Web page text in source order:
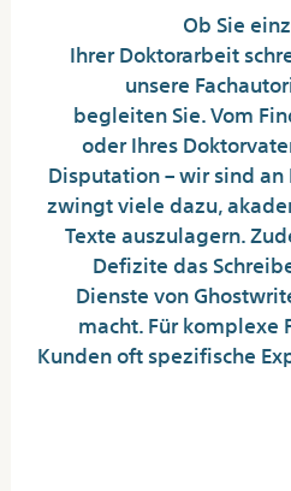
Ob Sie
Ihrer Doktorarbeit
unsere
begleiten Sie. Vom
oder Ihres
Disputation – wir sind
zwingt viele dazu,
Texte auszulagern.
Defizite das
Dienste von
macht. Für
Kunden oft spezifische